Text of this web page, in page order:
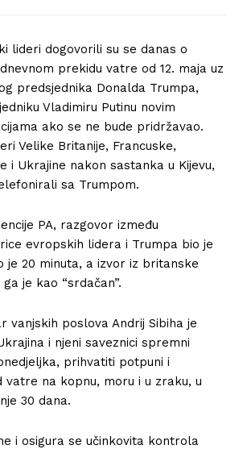
lideri dogovorili su se danas o
prekidu vatre od 12. maja uz
predsjednika Donalda Trumpa,
Vladimiru Putinu novim
ako se ne bude pridržavao.
Velike Britanije, Francuske,
i Ukrajine nakon sastanka u Kijevu,
sa Trumpom.
PA, razgovor između
evropskih lidera i Trumpa bio je
je 20 minuta, a izvor iz britanske
je kao “srdačan”.
vanjskih poslova Andrij Sibiha je
i njeni saveznici spremni
prihvatiti potpuni i
vatre na kopnu, moru i u zraku, u
30 dana.
i osigura se učinkovita kontrola